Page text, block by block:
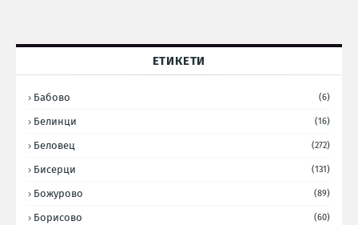
ЕТИКЕТИ
Бабово (6)
Белинци (16)
Беловец (272)
Бисерци (131)
Божурово (89)
Борисово (60)